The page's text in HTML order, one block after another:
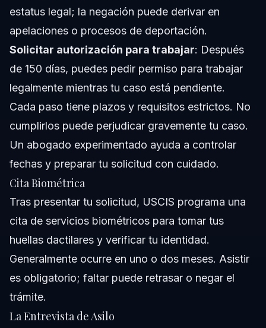
estatus legal; la negación puede derivar en
apelaciones o procesos de deportación.
Solicitar autorización para trabajar: Después
de 150 días, puedes pedir permiso para trabajar
legalmente mientras tu caso está pendiente.
Cada paso tiene plazos y requisitos estrictos. No
cumplirlos puede perjudicar gravemente tu caso.
Un abogado experimentado ayuda a controlar
fechas y preparar tu solicitud con cuidado.
Cita Biométrica
Tras presentar tu solicitud, USCIS programa una
cita de servicios biométricos para tomar tus
huellas dactilares y verificar tu identidad.
Generalmente ocurre en uno o dos meses. Asistir
es obligatorio; faltar puede retrasar o negar el
trámite.
La Entrevista de Asilo